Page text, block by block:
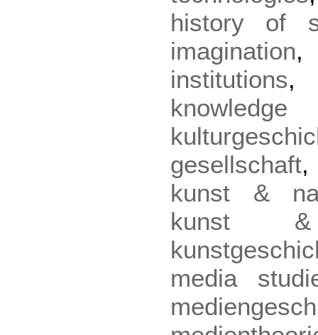
history of
imagination
institutions
gesellschaft
kunst &
kunst &
media